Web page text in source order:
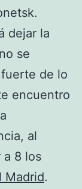
dejar la
se
de lo
encuentro
al
a 8 los
Madrid.